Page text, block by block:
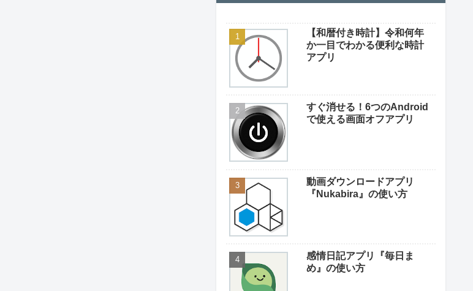
【和暦付き時計】令和何年
か一目でわかる便利な時計
アプリ
すぐ消せる！6つのAndroid
で使える画面オフアプリ
動画ダウンロードアプリ
『Nukabira』の使い方
感情日記アプリ『毎日ま
め』の使い方